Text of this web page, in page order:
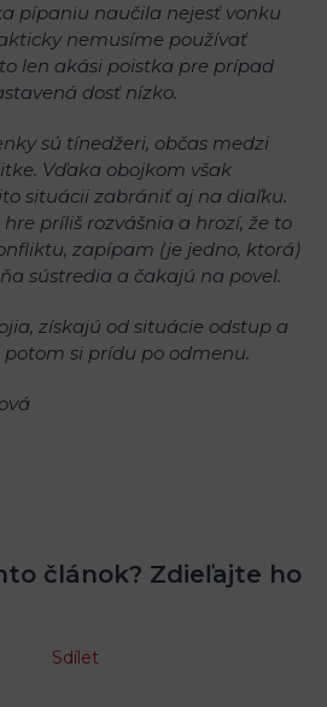
pípaniu naučila nejesť vonku
nemusíme používať
to len akási poistka pre prípad
dosť nízko.
sú tínedžeri, občas medzi
Vďaka obojkom však
situácii zabrániť aj na diaľku.
príliš rozvášnia a hrozí, že to
zapípam (je jedno, ktorá)
sústredia a čakajú na povel.
získajú od situácie odstup a
potom si prídu po odmenu.
článok? Zdieľajte ho
Sdílet